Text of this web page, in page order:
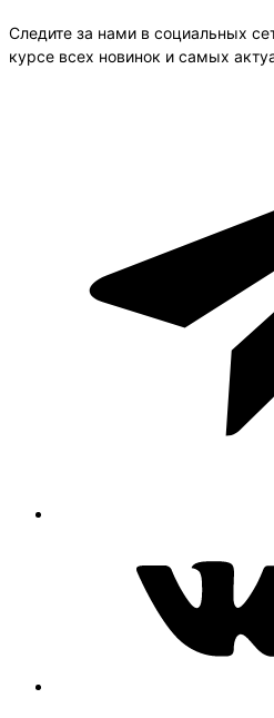
Следите за нами в социальных
курсе всех новинок и самых